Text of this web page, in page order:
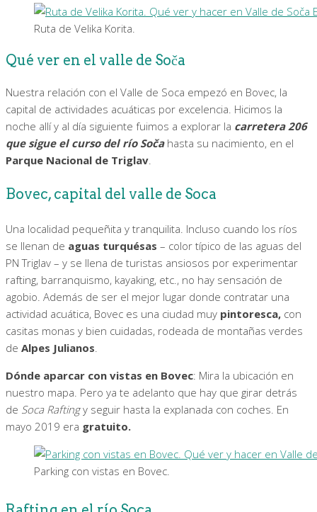
Ruta de Velika Korita.
Qué ver en el valle de Soča
Nuestra relación con el Valle de Soca empezó en Bovec, la
capital de actividades acuáticas por excelencia. Hicimos la
noche allí y al día siguiente fuimos a explorar la carretera 206
que sigue el curso del río Sočahasta su nacimiento, en el
Parque Nacional de Triglav.
Bovec, capital del valle de Soca
Una localidad pequeñita y tranquilita. Incluso cuando los ríos
se llenan de aguas turquésas – color típico de las aguas del
PN Triglav – y se llena de turistas ansiosos por experimentar
rafting, barranquismo, kayaking, etc., no hay sensación de
agobio. Además de ser el mejor lugar donde contratar una
actividad acuática, Bovec es una ciudad muy pintoresca, con
casitas monas y bien cuidadas, rodeada de montañas verdes
de Alpes Julianos.
Dónde aparcar con vistas en Bovec: Mira la ubicación en
nuestro mapa. Pero ya te adelanto que hay que girar detrás
de Soca Raftingy seguir hasta la explanada con coches. En
mayo 2019 era gratuito.
Parking con vistas en Bovec.